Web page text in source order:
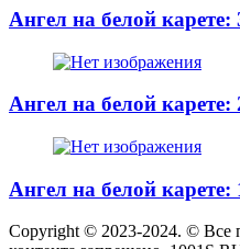
Ангел на белой карете:
Ангел на белой карете:
Ангел на белой карете:
Copyright © 2023-2024. © Все